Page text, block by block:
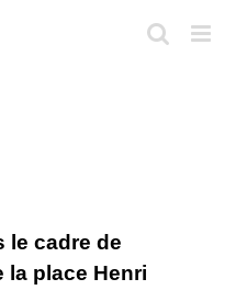
le cadre de
la place Henri